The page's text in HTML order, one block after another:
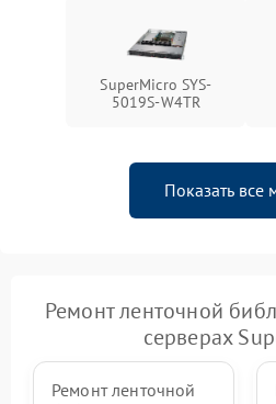
SuperMicro SYS-
5019S-W4TR
Показать все
Ремонт ленточной
серверах
Ремонт ленточной